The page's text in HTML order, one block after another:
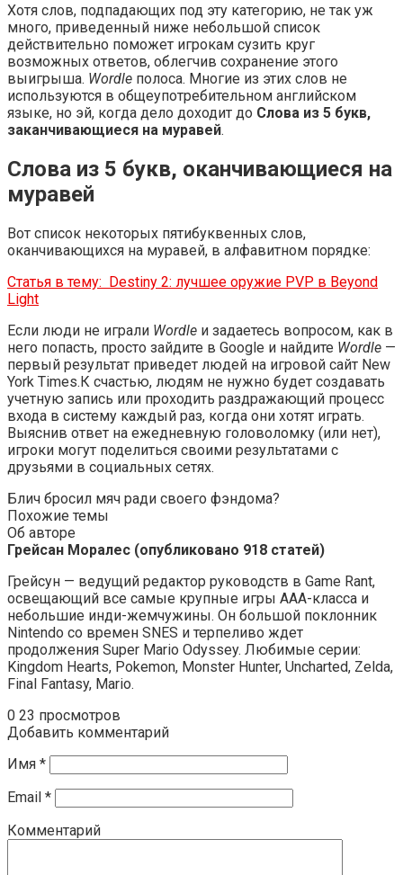
Хотя слов, подпадающих под эту категорию, не так уж
много, приведенный ниже небольшой список
действительно поможет игрокам сузить круг
возможных ответов, облегчив сохранение этого
выигрыша. Wordle полоса. Многие из этих слов не
используются в общеупотребительном английском
языке, но эй, когда дело доходит до Слова из 5 букв,
заканчивающиеся на муравей.
Слова из 5 букв, оканчивающиеся на
муравей
Вот список некоторых пятибуквенных слов,
оканчивающихся на муравей, в алфавитном порядке:
Статья в тему: Destiny 2: лучшее оружие PVP в Beyond
Light
Если люди не играли Wordle и задаетесь вопросом, как в
него попасть, просто зайдите в Google и найдите Wordle —
первый результат приведет людей на игровой сайт New
York Times.К счастью, людям не нужно будет создавать
учетную запись или проходить раздражающий процесс
входа в систему каждый раз, когда они хотят играть.
Выяснив ответ на ежедневную головоломку (или нет),
игроки могут поделиться своими результатами с
друзьями в социальных сетях.
Блич бросил мяч ради своего фэндома?
Похожие темы
Об авторе
Грейсан Моралес (опубликовано 918 статей)
Грейсун — ведущий редактор руководств в Game Rant,
освещающий все самые крупные игры AAA-класса и
небольшие инди-жемчужины. Он большой поклонник
Nintendo со времен SNES и терпеливо ждет
продолжения Super Mario Odyssey. Любимые серии:
Kingdom Hearts, Pokemon, Monster Hunter, Uncharted, Zelda,
Final Fantasy, Mario.
0 23 просмотров
Добавить комментарий
Имя *
Email *
Комментарий